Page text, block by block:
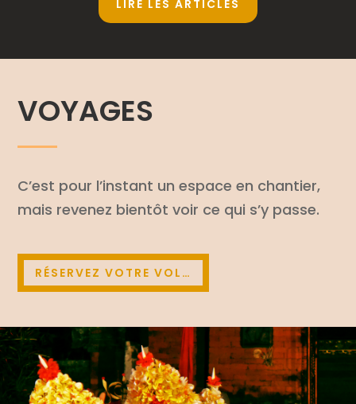
LIRE LES ARTICLES
VOYAGES
C’est pour l’ins­tant un espace en chan­tier,
mais reve­nez bien­tôt voir ce qui s’y passe.
RÉSER­VEZ VOTRE VOL…